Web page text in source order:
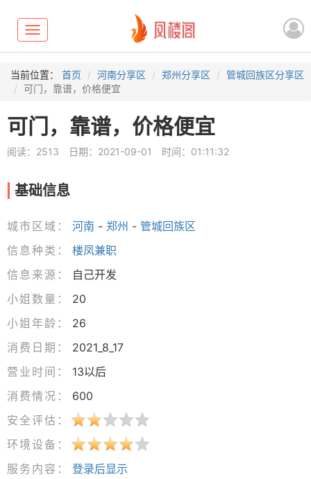
Toggle
navigation
当前位置： 首页 河南分享区 郑州分享区
管城回族区分享区
可门，靠谱，价格便宜
可门，靠谱，价格便宜
阅读：2513 日期：2021-09-01 时间：01:11:32
基础信息
城市区域： 河南 - 郑州 - 管城回族区
信息种类：
楼凤兼职
信息来源：
自己开发
小姐数量：
20
小姐年龄：
26
消费日期：
2021_8_17
营业时间：
13以后
消费情况：
600
安全评估：
环境设备：
服务内容：
登录后显示